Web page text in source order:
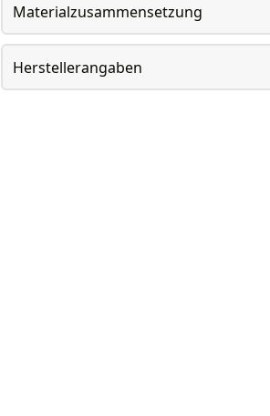
Materialzusammensetzung
Herstellerangaben